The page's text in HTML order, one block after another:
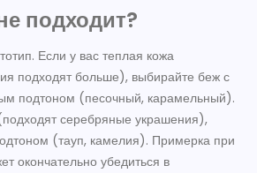
подходит?
Если у вас теплая кожа
подходят больше), выбирайте беж с
подтоном (песочный, карамельный).
серебряные украшения),
(тауп, камелия). Примерка при
окончательно убедиться в